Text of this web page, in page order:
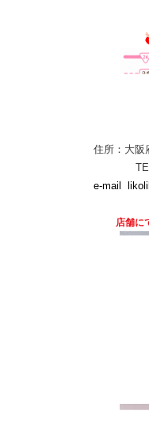
住所：大阪
e-mail
店舗に